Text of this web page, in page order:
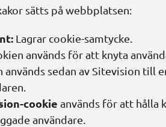
sätts på webbplatsen:
Lagrar cookie-samtycke.
används för att knyta
används sedan av Sitevision till
cookie används för att hålla
användare.